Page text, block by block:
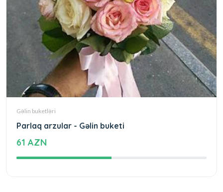
Gəlin buketləri
Parlaq arzular - Gəlin buketi
61 AZN